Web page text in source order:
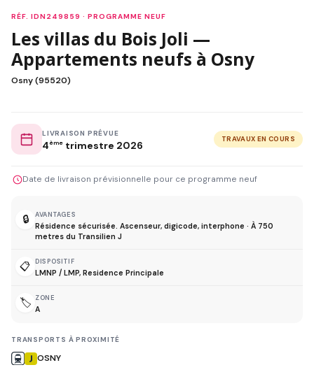
RÉF. IDN249859 · PROGRAMME NEUF
Les villas du Bois Joli —
Appartements neufs à Osny
Osny (95520)
LIVRAISON PRÉVUE
4ème trimestre 2026 TRAVAUX EN COURS
Date de livraison prévisionnelle pour ce programme neuf
🔒 AVANTAGES
Résidence sécurisée. Ascenseur, digicode, interphone · À 750
metres du Transilien J
📋 DISPOSITIF
LMNP / LMP, Residence Principale
🏷️ ZONE
A
TRANSPORTS À PROXIMITÉ
OSNY